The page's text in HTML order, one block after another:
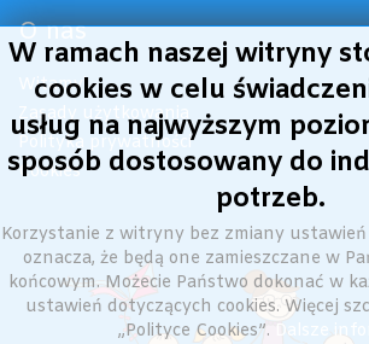
W ramach naszej witryny
cookies w celu
usług na najwyższym
sposób dostosowany do
potrzeb.
Korzystanie z witryny bez zmiany ustawień
oznacza, że będą one zamieszczane w
końcowym. Możecie Państwo dokonać w
ustawień dotyczących cookies. Więcej
„Polityce Cookies”.
O nas
Witamy!
Zasady użytkowania
Polityka prywatności
Cookies